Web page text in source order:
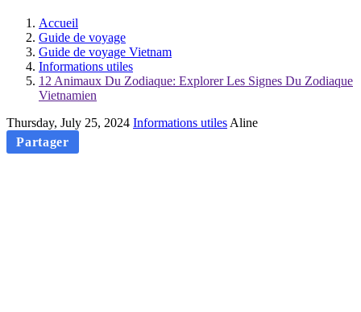
Accueil
Guide de voyage
Guide de voyage Vietnam
Informations utiles
12 Animaux Du Zodiaque: Explorer Les Signes Du Zodiaque
Vietnamien
Thursday, July 25, 2024 Informations utiles Aline
Partager